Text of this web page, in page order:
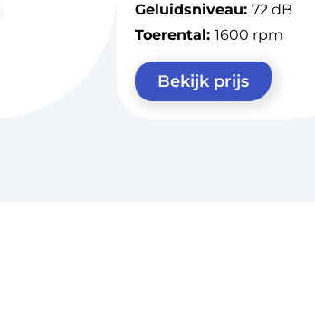
Geluidsniveau: 72 dB
Toerental: 1600 rpm
Bekijk prijs